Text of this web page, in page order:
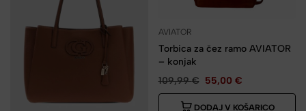
AVIATOR
Torbica za čez ramo AVIATOR
– konjak
109,99€ 55,00 €
DODAJ V KOŠARICO